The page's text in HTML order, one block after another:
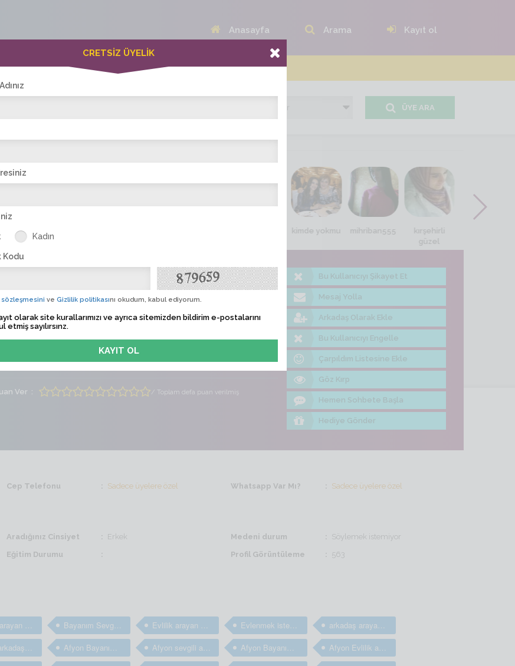
Anasayfa Arama Kayıt ol
Online Erkekler(376)
ÜYE ARA
nova nisa kimde yokmu mihriban555
kırşehirli
güzel
Albüme Bak
Bayan Yaş 57
Ver / Toplam defa puan verilmiş
Bu Kullanıcıyı Şikayet Et
Mesaj Yolla
Arkadaş Olarak Ekle
Bu Kullanıcıyı Engelle
Çarpıldım Listesine Ekle
Göz Kırp
Hemen Sohbete Başla
Hediye Gönder
Cep Telefonu Sadece üyelere özel Whatsapp Var Mı? Sadece üyelere özel
Aradığınız Cinsiyet Erkek Medeni durum
Söylemek istemiyor
Eğitim Durumu Profil Görüntüleme 563
sevgili arayan bayanlar Bayanım Sevgili arıyorum Evlilik arayan bayanlar Evlenmek isteyen bayanlar arkadaş arayan kızlar
Afyon arkadaş arayan bayanlar Afyon Bayanım arkadaş arıyorum Afyon sevgili arayan bayanlar Afyon Bayanım Sevgili arıyorum Afyon Evlilik arayan bayanlar
CRETSİZ ÜYELİK
Kadın
Kodu
ve Gizlilik politikasını okudum, kabul ediyorum.
olarak site kurallarımızı ve ayrıca sitemizden bildirim e-postalarını
etmiş sayılırsınz.